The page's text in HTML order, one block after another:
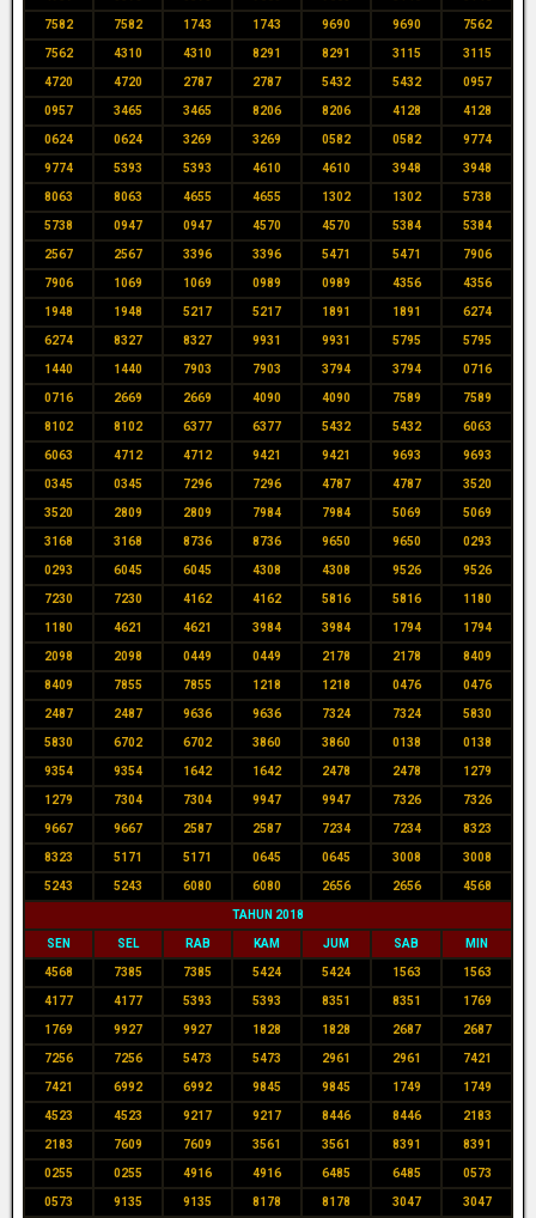
7582 7582 1743 1743 9690 9690 7562
7562 4310 4310 8291 8291 3115 3115
4720 4720 2787 2787 5432 5432 0957
0957 3465 3465 8206 8206 4128 4128
0624 0624 3269 3269 0582 0582 9774
9774 5393 5393 4610 4610 3948 3948
8063 8063 4655 4655 1302 1302 5738
5738 0947 0947 4570 4570 5384 5384
2567 2567 3396 3396 5471 5471 7906
7906 1069 1069 0989 0989 4356 4356
1948 1948 5217 5217 1891 1891 6274
6274 8327 8327 9931 9931 5795 5795
1440 1440 7903 7903 3794 3794 0716
0716 2669 2669 4090 4090 7589 7589
8102 8102 6377 6377 5432 5432 6063
6063 4712 4712 9421 9421 9693 9693
0345 0345 7296 7296 4787 4787 3520
3520 2809 2809 7984 7984 5069 5069
3168 3168 8736 8736 9650 9650 0293
0293 6045 6045 4308 4308 9526 9526
7230 7230 4162 4162 5816 5816 1180
1180 4621 4621 3984 3984 1794 1794
2098 2098 0449 0449 2178 2178 8409
8409 7855 7855 1218 1218 0476 0476
2487 2487 9636 9636 7324 7324 5830
5830 6702 6702 3860 3860 0138 0138
9354 9354 1642 1642 2478 2478 1279
1279 7304 7304 9947 9947 7326 7326
9667 9667 2587 2587 7234 7234 8323
8323 5171 5171 0645 0645 3008 3008
5243 5243 6080 6080 2656 2656 4568
TAHUN 2018
SEN SEL RAB KAM JUM SAB MIN
4568 7385 7385 5424 5424 1563 1563
4177 4177 5393 5393 8351 8351 1769
1769 9927 9927 1828 1828 2687 2687
7256 7256 5473 5473 2961 2961 7421
7421 6992 6992 9845 9845 1749 1749
4523 4523 9217 9217 8446 8446 2183
2183 7609 7609 3561 3561 8391 8391
0255 0255 4916 4916 6485 6485 0573
0573 9135 9135 8178 8178 3047 3047